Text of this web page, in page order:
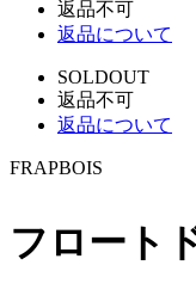
返品不可
返品について
SOLDOUT
返品不可
返品について
FRAPBOIS
フロート